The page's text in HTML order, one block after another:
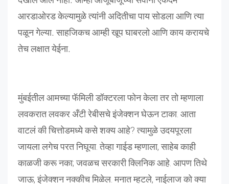
आरडाओरडकेल्यामुळेत्यांनीअदितीचापायसोडलाआणित्या
पळूनगेल्या. साहजिकचआम्हीखूपघाबरलोआणिकायकरायचे
तेचलक्षातयेईना.
मुंबईतील आमच्या फॅमिली डॉक्टरला फोन केला तर तो म्हणाला
लवकरात लवकर अँटी रेबीसचे इंजेक्शन घेऊन टाका. आता
वाटलं की चित्तोडमध्ये कसे शक्य आहे? त्यामुळे उदयपूरला
जायला लगेच परत निघूया. तेव्हा गाईड म्हणाला, साहेब काही
काळजी करू नका; जवळच सरकारी क्लिनिक आहे. आपण तिथे
जाऊ, इंजेक्शन नक्कीच मिळेल. मनात म्हटले, नाईलाज को क्या